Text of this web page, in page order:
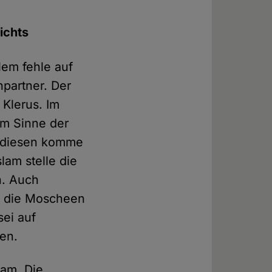
fehle auf
Der
Im
Sinne der
komme
stelle die
Auch
Moscheen
auf